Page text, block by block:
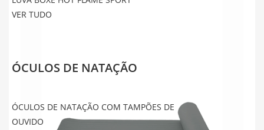
VER TUDO
ÓCULOS DE NATAÇÃO
ÓCULOS DE NATAÇÃO COM TAMPÕES DE
OUVIDO